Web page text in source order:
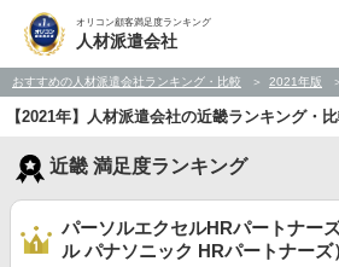
オリコン顧客満足度ランキング
人材派遣会社
おすすめの人材派遣会社ランキング・比較 2021年版
【2021年】人材派遣会社の近畿ランキング・
近畿 満足度ランキング
パーソルエクセルHRパートナー
ル パナソニック HRパートナーズ